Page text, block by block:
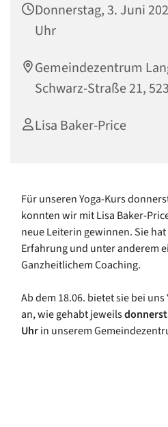
Donnerstag, 3. Juni
Uhr
Gemeindezentrum
Schwarz-Straße 21,
Lisa Baker-Price
Für unseren Yoga-Kurs
konnten wir mit Lisa Baker-
neue Leiterin gewinnen. Sie hat
Erfahrung und unter anderem
Ganzheitlichem Coaching.
Ab dem 18.06. bietet sie bei
an, wie gehabt jeweils
Uhrin unserem